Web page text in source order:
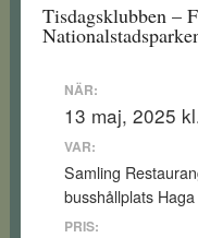
Tisdagsklubben –
NÄR:
13 maj, 2025
VAR:
Samling
busshållplats
PRIS: